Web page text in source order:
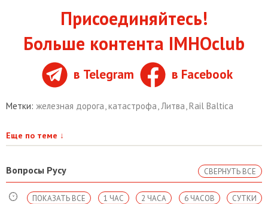
Присоединяйтесь!
Больше контента IMHOclub
в Telegram в Facebook
Метки: железная дорога,катастрофа,Литва,Rail Baltica
Еще по теме ↓
Вопросы Русу СВЕРНУТЬ ВСЕ
СУТКИ
6 ЧАСОВ
2 ЧАСА
1 ЧАС
ПОКАЗАТЬ ВСЕ